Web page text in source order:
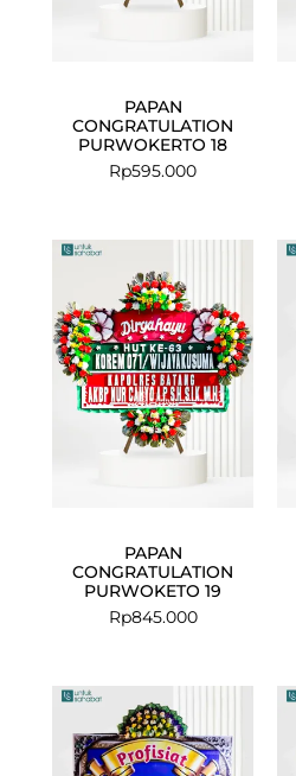
PAPAN
CONGRATULATION
PURWOKERTO 18
Rp595.000
PAPAN
CONGRATULATION
PURWOKETO 19
Rp845.000